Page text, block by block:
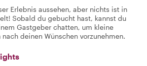
Erlebnis aussehen, aber nichts ist in
Sobald du gebucht hast, kannst du
Gastgeber chatten, um kleine
nach deinen Wünschen vorzunehmen.